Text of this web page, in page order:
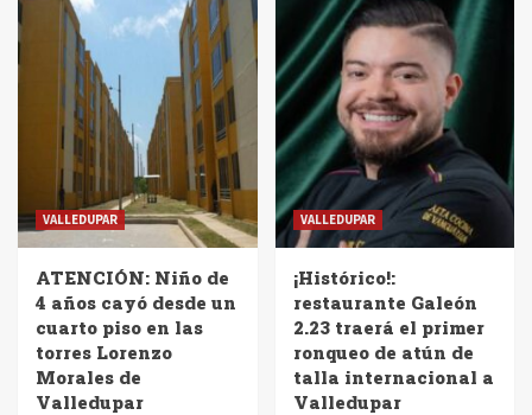
VALLEDUPAR
ATENCIÓN: Niño de
4 años cayó desde un
cuarto piso en las
torres Lorenzo
Morales de
Valledupar
VALLEDUPAR
¡Histórico!:
restaurante Galeón
2.23 traerá el primer
ronqueo de atún de
talla internacional a
Valledupar